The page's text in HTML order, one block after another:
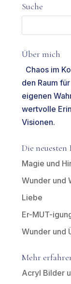
Suche
Über mich
Chaos im
den Raum
eigenen
wertvolle
Visionen.
Die neuesten
Magie und
Wunder und
Liebe
Er-MUT-
Wunder und
Mehr
Acryl Bilder